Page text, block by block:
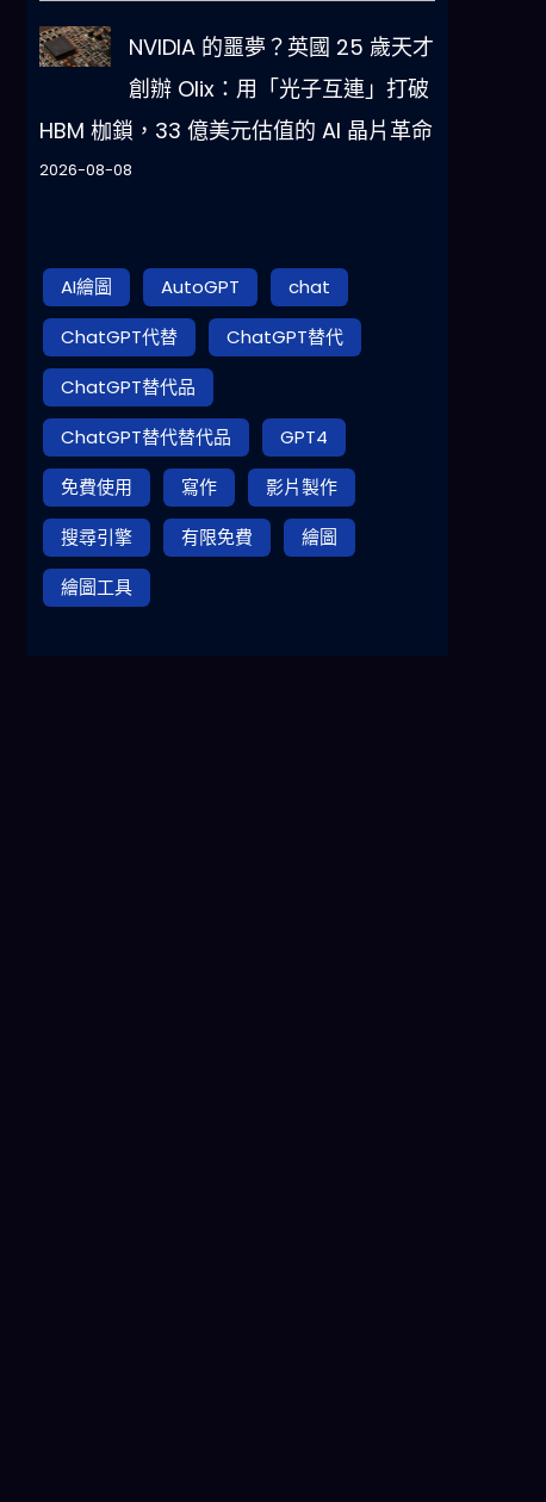
NVIDIA 的噩夢？英國 25 歲天才
創辦 Olix：用「光子互連」打破
HBM 枷鎖，33 億美元估值的 AI 晶片革命
2026-08-08
AI繪圖 AutoGPT
chat
ChatGPT代替
ChatGPT替代
ChatGPT替代品
ChatGPT替代替代品
GPT4
免費使用
寫作
影片製作
搜尋引擎
有限免費
繪圖
繪圖工具